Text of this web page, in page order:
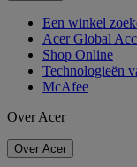
Een winkel
Acer Global
Shop Online
Technologieën
McAfee
Over Acer
Over Acer